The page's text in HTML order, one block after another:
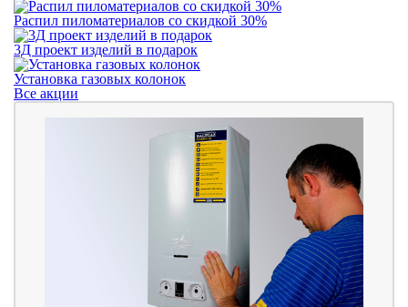
Распил пиломатериалов со скидкой 30%
3Д проект изделий в подарок
Установка газовых колонок
Все акции